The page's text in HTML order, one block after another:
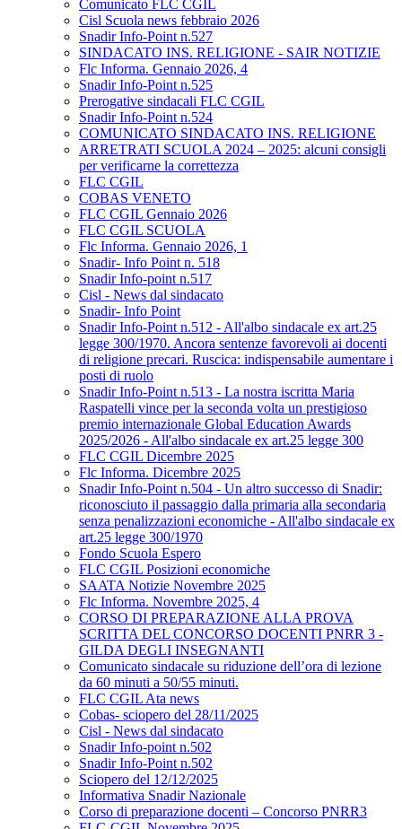
Comunicato FLC CGIL
Cisl Scuola news febbraio 2026
Snadir Info-Point n.527
SINDACATO INS. RELIGIONE - SAIR NOTIZIE
Flc Informa. Gennaio 2026, 4
Snadir Info-Point n.525
Prerogative sindacali FLC CGIL
Snadir Info-Point n.524
COMUNICATO SINDACATO INS. RELIGIONE
ARRETRATI SCUOLA 2024 – 2025: alcuni consigli
per verificarne la correttezza
FLC CGIL
COBAS VENETO
FLC CGIL Gennaio 2026
FLC CGIL SCUOLA
Flc Informa. Gennaio 2026, 1
Snadir- Info Point n. 518
Snadir Info-point n.517
Cisl - News dal sindacato
Snadir- Info Point
Snadir Info-Point n.512 - All'albo sindacale ex art.25
legge 300/1970. Ancora sentenze favorevoli ai docenti
di religione precari. Ruscica: indispensabile aumentare i
posti di ruolo
Snadir Info-Point n.513 - La nostra iscritta Maria
Raspatelli vince per la seconda volta un prestigioso
premio internazionale Global Education Awards
2025/2026 - All'albo sindacale ex art.25 legge 300
FLC CGIL Dicembre 2025
Flc Informa. Dicembre 2025
Snadir Info-Point n.504 - Un altro successo di Snadir:
riconosciuto il passaggio dalla primaria alla secondaria
senza penalizzazioni economiche - All'albo sindacale ex
art.25 legge 300/1970
Fondo Scuola Espero
FLC CGIL Posizioni economiche
SAATA Notizie Novembre 2025
Flc Informa. Novembre 2025, 4
CORSO DI PREPARAZIONE ALLA PROVA
SCRITTA DEL CONCORSO DOCENTI PNRR 3 -
GILDA DEGLI INSEGNANTI
Comunicato sindacale su riduzione dell’ora di lezione
da 60 minuti a 50/55 minuti.
FLC CGIL Ata news
Cobas- sciopero del 28/11/2025
Cisl - News dal sindacato
Snadir Info-point n.502
Snadir Info-Point n.502
Sciopero del 12/12/2025
Informativa Snadir Nazionale
Corso di preparazione docenti – Concorso PNRR3